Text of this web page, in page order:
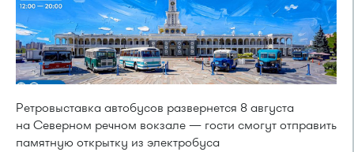
Ретровыставка автобусов развернется 8 августа
на Северном речном вокзале — гости смогут отправить
памятную открытку из электробуса